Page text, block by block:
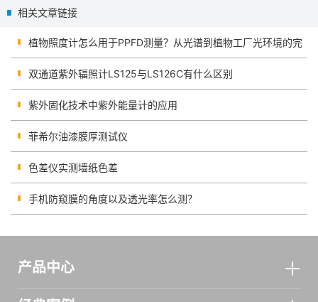
相关文章链接
植物照度计怎么用于PPFD测量？从光谱到植物工厂光环境的完
整检测思路
双通道紫外辐照计LS125与LS126C有什么区别
紫外固化技术中紫外能量计的应用
菲希尔油漆膜厚测试仪
色差仪实测墙纸色差
手机防窥膜的角度以及透光率怎么测？
产品中心